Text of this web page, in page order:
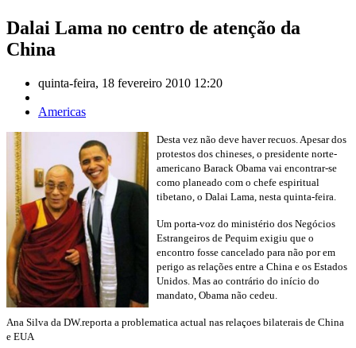
Dalai Lama no centro de atenção da
China
quinta-feira, 18 fevereiro 2010 12:20
Americas
Desta vez não deve haver recuos. Apesar dos
protestos dos chineses, o presidente norte-
americano Barack Obama vai encontrar-se
como planeado com o chefe espiritual
tibetano, o Dalai Lama, nesta quinta-feira.
Um porta-voz do ministério dos Negócios
Estrangeiros de Pequim exigiu que o
encontro fosse cancelado para não por em
perigo as relações entre a China e os Estados
Unidos. Mas ao contrário do início do
mandato, Obama não cedeu.
Ana Silva da DW.reporta a problematica actual nas relaçoes bilaterais de China
e EUA